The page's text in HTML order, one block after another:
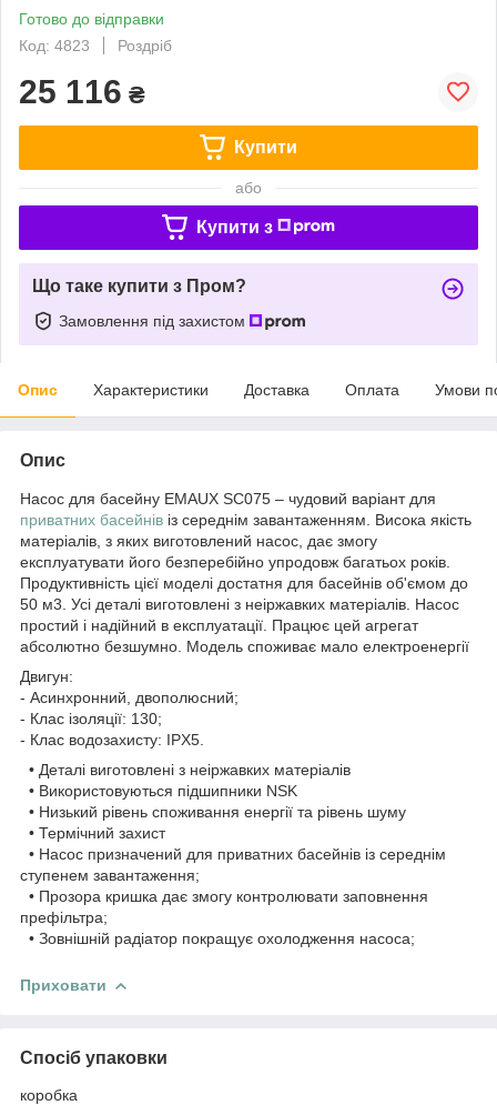
Готово до відправки
Код: 4823
Роздріб
25 116 ₴
Купити
або
Купити з
Що таке купити з Пром?
Замовлення під захистом
Опис Характеристики Доставка Оплата Умови
Опис
Насос для басейну EMAUX SC075 – чудовий варіант для
приватних басейнів із середнім завантаженням. Висока якість
матеріалів, з яких виготовлений насос, дає змогу
експлуатувати його безперебійно упродовж багатьох років.
Продуктивність цієї моделі достатня для басейнів об'ємом до
50 м3. Усі деталі виготовлені з неіржавких матеріалів. Насос
простий і надійний в експлуатації. Працює цей агрегат
абсолютно безшумно. Модель споживає мало електроенергії
Двигун:
- Асинхронний, двополюсний;
- Клас ізоляції: 130;
- Клас водозахисту: IPX5.
• Деталі виготовлені з неіржавких матеріалів
• Використовуються підшипники NSK
• Низький рівень споживання енергії та рівень шуму
• Термічний захист
• Насос призначений для приватних басейнів із середнім
ступенем завантаження;
• Прозора кришка дає змогу контролювати заповнення
префільтра;
• Зовнішній радіатор покращує охолодження насоса;
Приховати
Спосіб упаковки
коробка